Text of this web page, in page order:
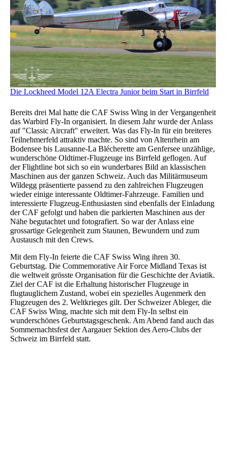
Die Lockheed Model 12A Electra Junior beim Start in Birrfeld
Bereits drei Mal hatte die CAF Swiss Wing in der Vergangenheit
das Warbird Fly-In organisiert. In diesem Jahr wurde der Anlass
auf "Classic Aircraft" erweitert. Was das Fly-In für ein breiteres
Teilnehmerfeld attraktiv machte. So sind von Altenrhein am
Bodensee bis Lausanne-La Blécherette am Genfersee unzählige,
wunderschöne Oldtimer-Flugzeuge ins Birrfeld geflogen. Auf
der Flightline bot sich so ein wunderbares Bild an klassischen
Maschinen aus der ganzen Schweiz. Auch das Militärmuseum
Wildegg präsentierte passend zu den zahlreichen Flugzeugen
wieder einige interessante Oldtimer-Fahrzeuge. Familien und
interessierte Flugzeug-Enthusiasten sind ebenfalls der Einladung
der CAF gefolgt und haben die parkierten Maschinen aus der
Nähe begutachtet und fotografiert. So war der Anlass eine
grossartige Gelegenheit zum Staunen, Bewundern und zum
Austausch mit den Crews.
Mit dem Fly-In feierte die CAF Swiss Wing ihren 30.
Geburtstag. Die Commemorative Air Force Midland Texas ist
die weltweit grösste Organisation für die Geschichte der Aviatik.
Ziel der CAF ist die Erhaltung historischer Flugzeuge in
flugtauglichem Zustand, wobei ein spezielles Augenmerk den
Flugzeugen des 2. Weltkrieges gilt. Der Schweizer Ableger, die
CAF Swiss Wing, machte sich mit dem Fly-In selbst ein
wunderschönes Geburtstagsgeschenk. Am Abend fand auch das
Sommernachtsfest der Aargauer Sektion des Aero-Clubs der
Schweiz im Birrfeld statt.